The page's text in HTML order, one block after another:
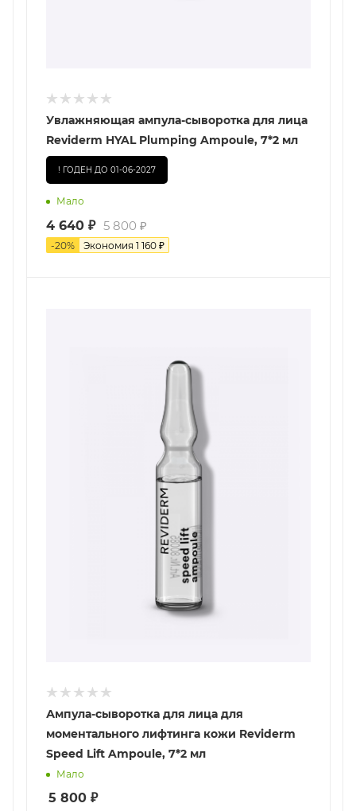
Увлажняющая ампула-сыворотка для лица
Reviderm HYAL Plumping Ampoule, 7*2 мл
! ГОДЕН ДО 01-06-2027
Мало
4 640 ₽ 5 800 ₽
-20% Экономия 1 160 ₽
Ампула-сыворотка для лица для
моментального лифтинга кожи Reviderm
Speed Lift Ampoule, 7*2 мл
Мало
5 800 ₽